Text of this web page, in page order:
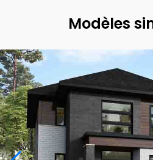
Modèles